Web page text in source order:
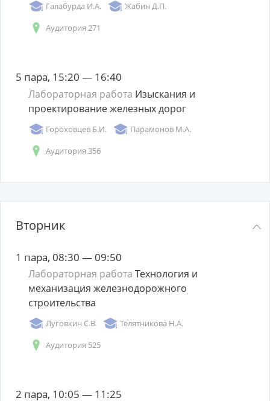
Галабурда И.А.
Жабин Д.П.
Аудитория 271
5 пара, 15:20 — 16:40
Лабораторная работа Изыскания и
проектирование железных дорог
Гороховцев Б.И.
Парамонов М.А.
Аудитория 356
Вторник
1 пара, 08:30 — 09:50
Лабораторная работа Технология и
механизация железнодорожного
строительства
Луговкин С.В.
Телятникова Н.А.
Аудитория 525
2 пара, 10:05 — 11:25